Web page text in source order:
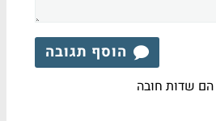
הוסף תגובה
הם שדות חובה